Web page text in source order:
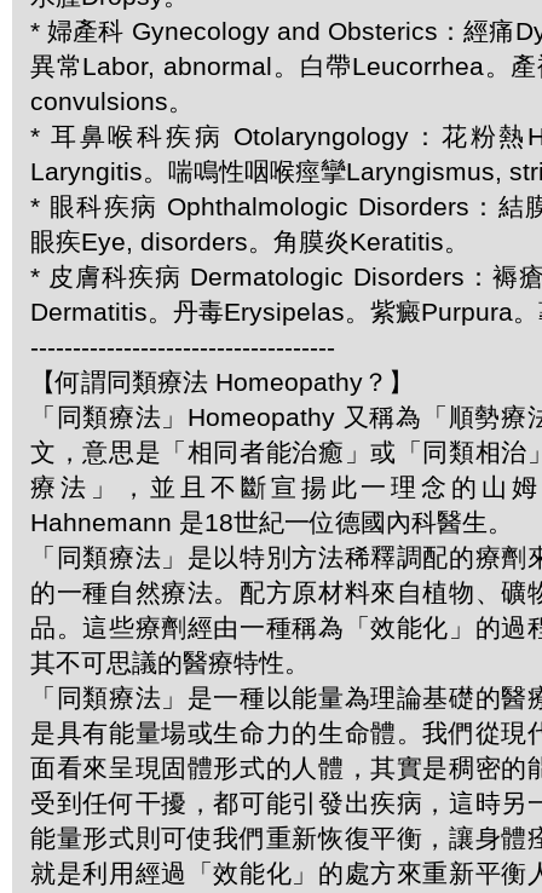
* 婦產科 Gynecology and Obsterics：經痛
異常Labor, abnormal。白帶Leucorrhea。
convulsions。
* 耳鼻喉科疾病 Otolaryngology：花粉熱
Laryngitis。喘鳴性咽喉痙攣Laryngismus,
* 眼科疾病 Ophthalmologic Disorders：結
眼疾Eye, disorders。角膜炎Keratitis。
* 皮膚科疾病 Dermatologic Disorders：褥
Dermatitis。丹毒Erysipelas。紫癜Purpura
------------------------------------
【何謂同類療法 Homeopathy？】
「同類療法」Homeopathy 又稱為「順勢療
文，意思是「相同者能治癒」或「同類相治
療法」，並且不斷宣揚此一理念的山
Hahnemann 是18世紀一位德國內科醫生。
「同類療法」是以特別方法稀釋調配的療劑
的一種自然療法。配方原材料來自植物、礦
品。這些療劑經由一種稱為「效能化」的過
其不可思議的醫療特性。
「同類療法」是一種以能量為理論基礎的醫
是具有能量場或生命力的生命體。我們從現
面看來呈現固體形式的人體，其實是稠密的
受到任何干擾，都可能引發出疾病，這時另
能量形式則可使我們重新恢復平衡，讓身體
就是利用經過「效能化」的處方來重新平衡